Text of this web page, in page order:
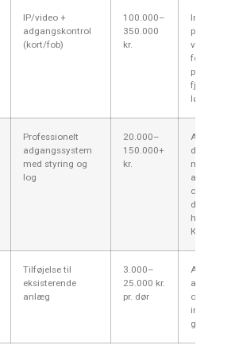
IP/video +
adgangskontrol
(kort/fob)
100.000–
350.000
kr.
for
porte og
løfte
Professionelt
adgangssystem
med styring og
log
20.000–
150.000+
kr.
døre,
med
alarm/
og krav til
havn/
Tilføjelse til
eksisterende
anlæg
3.000–
25.000 kr.
pr. dør
Afhænger
af lås,
om